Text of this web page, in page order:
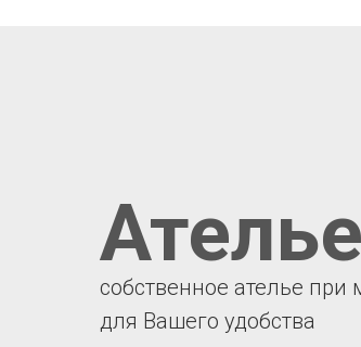
Ателье
собственное ателье при
для Вашего удобства